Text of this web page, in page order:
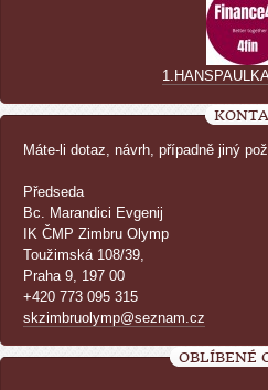
Máte-li dotaz, návrh, případně jiný
Předseda
Bc. Marandici Evgenij
IK ČMP Zimbru Olymp
Toužimská 108/39,
Praha 9, 197 00
+420 773 095 315
skzimbruolymp@seznam.cz
OBLÍBENÉ